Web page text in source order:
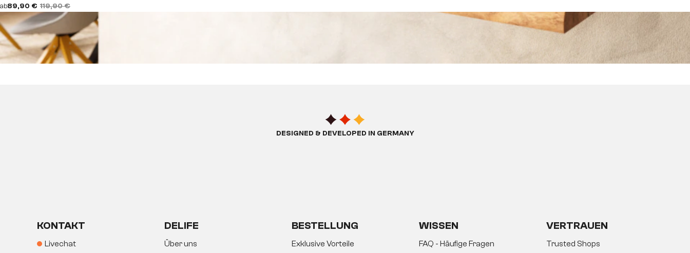
ab89,90 € 119,90 €
DESIGNED & DEVELOPED IN GERMANY
KONTAKT
Livechat
DELIFE
Über uns
BESTELLUNG
Exklusive Vorteile
WISSEN
FAQ - Häufige Fragen
VERTRAUEN
Trusted Shops